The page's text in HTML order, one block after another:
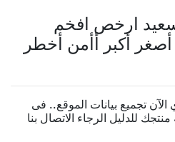
ارخص افخم
أكبر أأمن أخطر
تجميع بيانات الموقع.. فى
للدليل الرجاء الاتصال بنا